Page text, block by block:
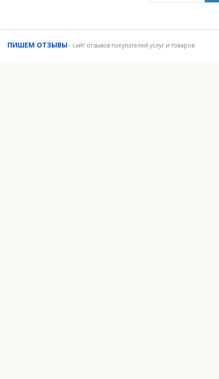
ПИШЕМ ОТЗЫВЫ- сайт отзывов покупателей услуг и товаров